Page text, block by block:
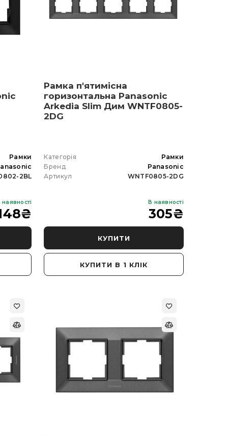
Рамки
2BL
наявності
₴
Рамка п'ятимісна
горизонтальна Panasonic
Arkedia Slim Дим WNTF0805-
2DG
Категорія
Рамки
Бренд
Panasonic
Артикул
WNTF0805-2DG
В наявності
305₴
КУПИТИ
КУПИТИ В 1 КЛІК